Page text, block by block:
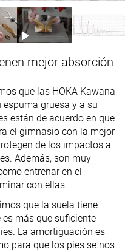
mejor absorción
que las HOKA Kawana
gruesa y a su
están de acuerdo en que
el gimnasio con la mejor
de los impactos a
Además, son muy
entrenar en el
con ellas.
que la suela tiene
más que suficiente
La amortiguación es
para que los pies se nos